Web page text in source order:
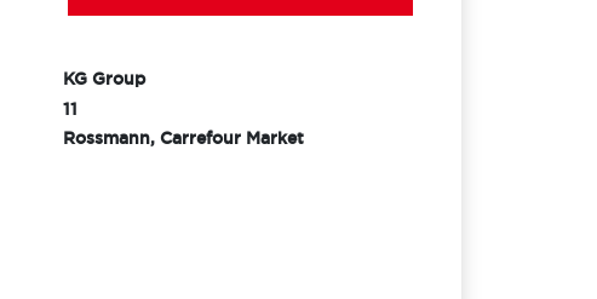
KG Group
11
Rossmann, Carrefour Market